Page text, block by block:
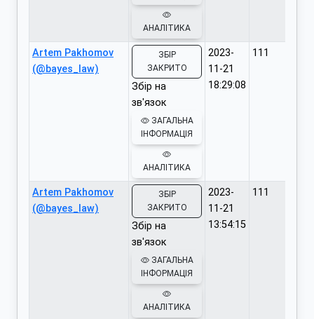
АНАЛІТИКА
Artem Pakhomov
(@bayes_law)
ЗБІР
ЗАКРИТО
Збір на
зв'язок
ЗАГАЛЬНА
ІНФОРМАЦІЯ
АНАЛІТИКА
2023-
11-21
18:29:08
111
Artem Pakhomov
(@bayes_law)
ЗБІР
ЗАКРИТО
Збір на
зв'язок
ЗАГАЛЬНА
ІНФОРМАЦІЯ
АНАЛІТИКА
2023-
11-21
13:54:15
111